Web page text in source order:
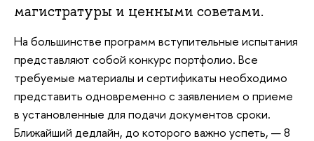
магистратуры и ценными советами.
На большинстве программ вступительные испытания
представляют собой конкурс портфолио. Все
требуемые материалы и сертификаты необходимо
представить одновременно с заявлением о приеме
в установленные для подачи документов сроки.
Ближайший дедлайн, до которого важно успеть, — 8